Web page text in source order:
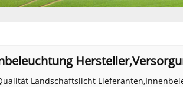
Landschaftslicht